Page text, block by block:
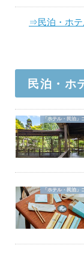
⇒民泊・ホテ
民泊・ホ
「ホテル・民泊」
「ホテル・民泊」